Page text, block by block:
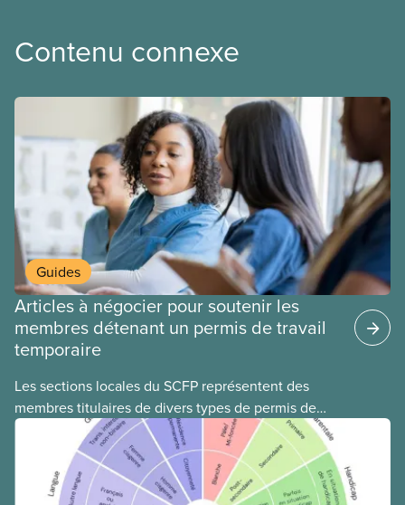
Contenu connexe
Guides
Articles à négocier pour soutenir les
membres détenant un permis de travail
temporaire
Les sections locales du SCFP représentent des
membres titulaires de divers types de permis de
travail temporaires, incluant les permis pour
travailleuses et travailleurs étrangers temporaires,
les permis d’études et les permis de
travail postdiplôme.